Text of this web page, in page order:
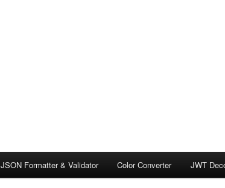
JSON Formatter & Validator Color Converter JWT